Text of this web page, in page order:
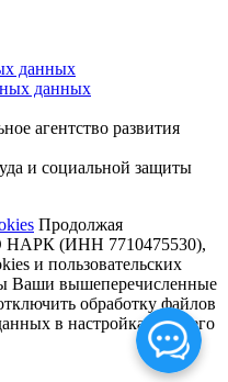
данных
данных
агентство развития
и социальной защиты
Продолжая
НАРК (ИНН 7710475530),
и пользовательских
Ваши вышеперечисленные
обработку файлов
в настройках Вашего